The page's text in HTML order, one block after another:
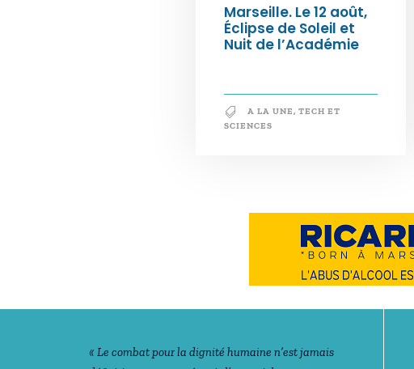
Marseille. Le 12 août,
Éclipse de Soleil et
Nuit de l’Académie
A LA UNE, TECH ET
SCIENCES
Notre philosophie
« Le combat pour la dignité humaine n’est jamais